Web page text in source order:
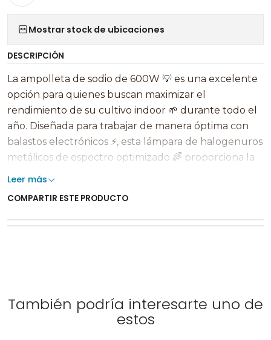
Mostrar stock de ubicaciones
DESCRIPCIÓN
La ampolleta de sodio de 600W 💡 es una excelente
opción para quienes buscan maximizar el
rendimiento de su cultivo indoor 🌱 durante todo el
año. Diseñada para trabajar de manera óptima con
balastos electrónicos ⚡, esta lámpara de halogenuros
metálicos de espectro optimizado 🌈 proporciona la
energía espectral ideal para promover un
quienes buscan resultados profesionales en sus
Leer más
COMPARTIR ESTE PRODUCTO
También podría interesarte uno de
estos